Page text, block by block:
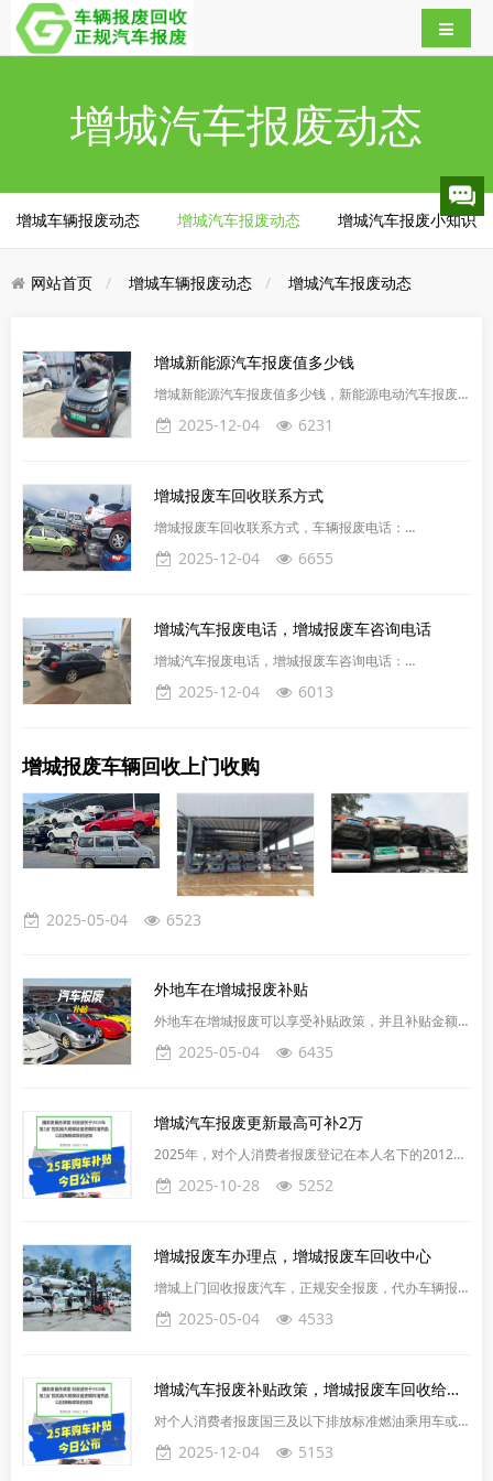
增城汽车报废动态
增城车辆报废动态 增城汽车报废动态 增城汽车报废小知识
网站首页 增城车辆报废动态 增城汽车报废动态
增城新能源汽车报废值多少钱
增城新能源汽车报废值多少钱，新能源电动汽车报废值
多少钱？增城正规企业回收报废新能源车的价格通常按
重量计算，一辆车的收购价大概在1800-2600元一吨。
车动力电池的寿命和续航能力也是关键因素。使用年限
一般为5至8年，超过这个时间，续航能力会下降，需
要更换新电池，维修价格高。至于新能源汽车的报废年
限，我国
2025-12-04 6231
增城报废车回收联系方式
增城报废车回收联系方式，车辆报废电话：
15627770018增城报废车回收平台是一个专门处理废
旧车辆的企业，主要收购和回收废旧车辆，进行拆解、
事增城报废车回收、下线车报废、货车报废、黄标车报
废、事故车报废、吊车报废、大客车报废等相关服务，
收购各种合法报废车辆。免费上门拖车。车辆报废是指
达到国家标准或发
2025-12-04 6655
增城汽车报废电话，增城报废车咨询电话
增城汽车报废电话，增城报废车咨询电话：
15627770018，机动车达到一定使用年限或不符合安
全技术国家标准等情况时，应当强制报废并进行登记、
汽车废旧手续，收各种老旧废旧汽车，汽车报废回收破
油车、货车、中巴车、公交车、出租车、教练车、二手
车、闲置车、二手
2025-12-04 6013
增城报废车辆回收上门收购
2025-05-04 6523
‌外地车在增城报废补贴
‌外地车在增城报废可以享受补贴政策，并且补贴金额有
所增加。‌根据国家发改委和财政部联合印发的《关于
2025年加力扩围实施大规模设备更新和消费品以旧换
说：增城汽车报废补贴金额‌：个人消费者报废符合补贴
标准的老旧汽车，购买符合补贴标准的新能源类乘用车
的补贴金额为2万元；购买符合补贴标准的燃油类乘用
车的补贴
2025-05-04 6435
增城汽车报废更新最高可补2万
2025年，对个人消费者报废登记在本人名下的2012年
6月30日前注册登记的汽油乘用车、2014年6月30日前
注册登记的柴油及其他燃料乘用车，或2018年12月31
源乘用车或2.0升及以下排量燃油乘用车，给予一次性
定额补贴。参加申请补贴的报废汽车所有人和新购置汽
车所有人应为同一个人消费者，其所报废的符合
2025-10-28 5252
增城报废车办理点，增城报废车回收中心
增城上门回收报废汽车，正规安全报废，代办车辆报废
注销手续，全程无需本人到场，一站式服务，24小时
随叫随到。收各类报废汽车(货车、客车、面包车、新
高价回收各种各类报废车辆、回收报废小车大车、客车
货车、自卸车工程车、牵引车机械车、摩托车废船，回
收废铁废金属旧物资废设备等等，免费代车主办理报废
与注销手续；手续快
2025-05-04 4533
增城汽车报废补贴政策，增城报废车回收给多少钱
对个人消费者报废国三及以下排放标准燃油乘用车或
2018年4月30日前注册登记的新能源乘用车，并购买
纳入工业和信息化部《减免车辆购置税的新能源汽车车
2025-12-04 5153